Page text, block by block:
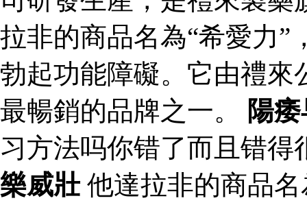
拉非的商品名為“希愛力”
勃起功能障礙。它由禮來
最暢銷的品牌之一。
陽
习方法吗你错了而且错得
樂威壯他達拉非的商品名